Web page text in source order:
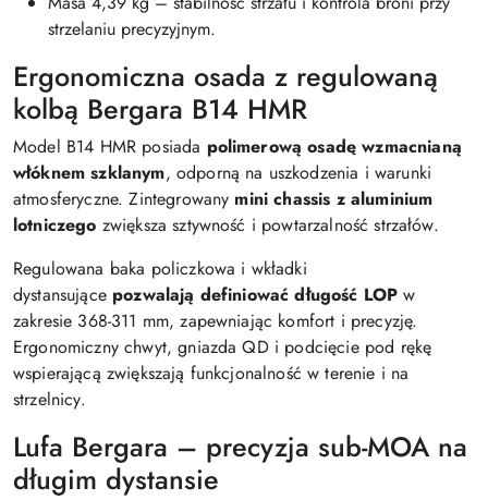
strzelaniu precyzyjnym.
Ergonomiczna osada z regulowaną
kolbą Bergara B14 HMR
Model B14 HMR posiada polimerową osadę wzmacnianą
włóknem szklanym, odporną na uszkodzenia i warunki
atmosferyczne. Zintegrowany mini chassis z aluminium
lotniczego zwiększa sztywność i powtarzalność strzałów.
Regulowana baka policzkowa i wkładki
dystansujące pozwalają definiować długość LOP w
zakresie 368-311 mm, zapewniając komfort i precyzję.
Ergonomiczny chwyt, gniazda QD i podcięcie pod rękę
wspierającą zwiększają funkcjonalność w terenie i na
strzelnicy.
Lufa Bergara – precyzja sub-MOA na
długim dystansie